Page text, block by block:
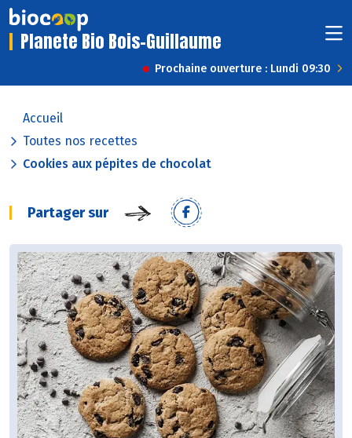
Planete Bio Bois-Guillaume
Prochaine ouverture : Lundi 09:30
Accueil
Toutes nos recettes
Cookies aux pépites de chocolat
Partager sur